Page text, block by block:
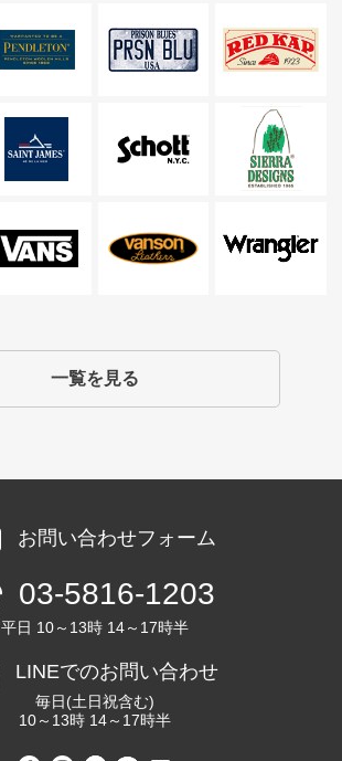
一覧を見る
お問い合わせフォーム
03-5816-1203
平日 10～13時 14～17時半
LINEでのお問い合わせ
毎日(土日祝含む)
10～13時 14～17時半